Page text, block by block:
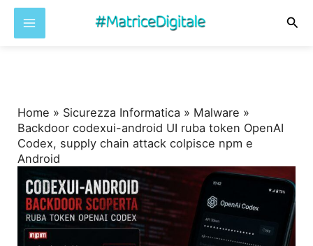
Home » Sicurezza Informatica » Malware »
Backdoor codexui-android UI ruba token OpenAI
Codex, supply chain attack colpisce npm e
Android